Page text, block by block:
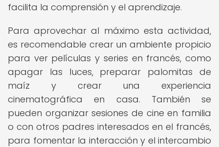
facilita la comprensión y el aprendizaje.
Para aprovechar al máximo esta actividad,
es recomendable crear un ambiente propicio
para ver películas y series en francés, como
apagar las luces, preparar palomitas de
maíz y crear una experiencia
cinematográfica en casa. También se
pueden organizar sesiones de cine en familia
o con otros padres interesados en el francés,
para fomentar la interacción y el intercambio